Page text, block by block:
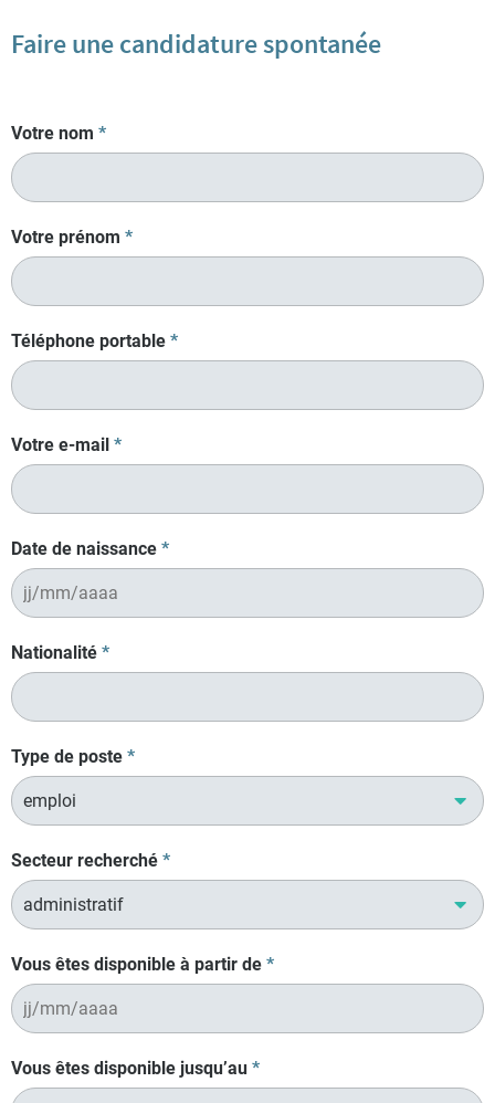
Faire une candidature spontanée
Votre nom *
Votre prénom *
Téléphone portable *
Votre e-mail *
Date de naissance *
Nationalité *
Type de poste *
Secteur recherché *
Vous êtes disponible à partir de *
Vous êtes disponible jusqu’au *